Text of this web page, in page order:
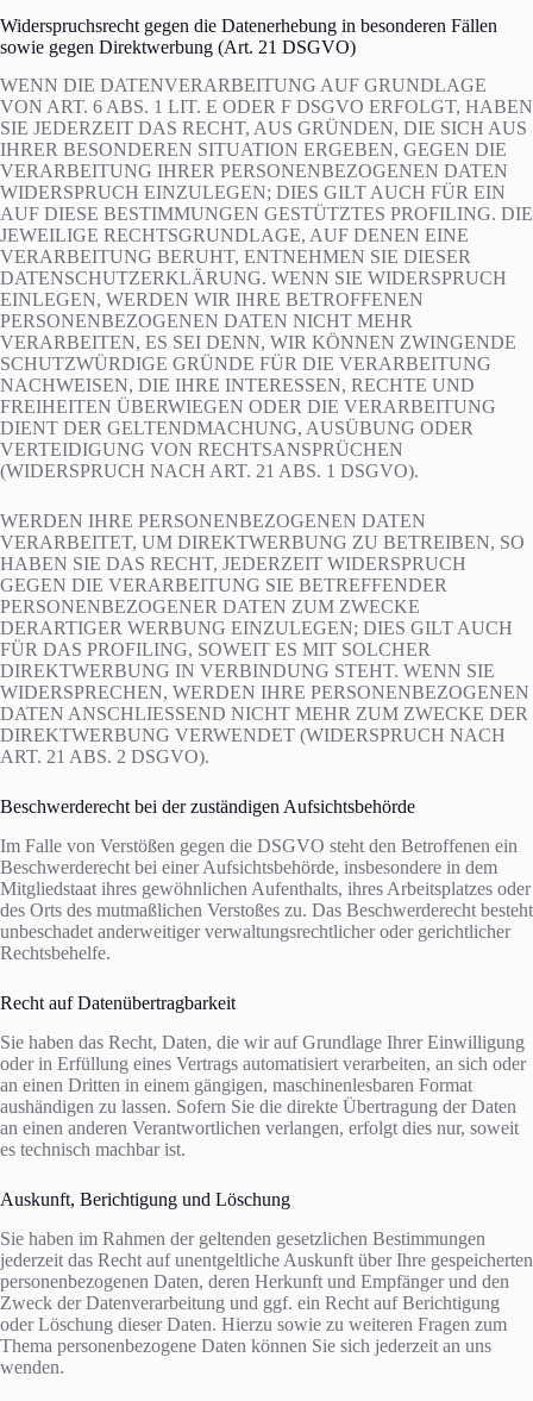
Widerspruchsrecht gegen die Datenerhebung in besonderen Fällen
sowie gegen Direktwerbung (Art. 21 DSGVO)
WENN DIE DATENVERARBEITUNG AUF GRUNDLAGE
VON ART. 6 ABS. 1 LIT. E ODER F DSGVO ERFOLGT, HABEN
SIE JEDERZEIT DAS RECHT, AUS GRÜNDEN, DIE SICH AUS
IHRER BESONDEREN SITUATION ERGEBEN, GEGEN DIE
VERARBEITUNG IHRER PERSONENBEZOGENEN DATEN
WIDERSPRUCH EINZULEGEN; DIES GILT AUCH FÜR EIN
AUF DIESE BESTIMMUNGEN GESTÜTZTES PROFILING. DIE
JEWEILIGE RECHTSGRUNDLAGE, AUF DENEN EINE
VERARBEITUNG BERUHT, ENTNEHMEN SIE DIESER
DATENSCHUTZERKLÄRUNG. WENN SIE WIDERSPRUCH
EINLEGEN, WERDEN WIR IHRE BETROFFENEN
PERSONENBEZOGENEN DATEN NICHT MEHR
VERARBEITEN, ES SEI DENN, WIR KÖNNEN ZWINGENDE
SCHUTZWÜRDIGE GRÜNDE FÜR DIE VERARBEITUNG
NACHWEISEN, DIE IHRE INTERESSEN, RECHTE UND
FREIHEITEN ÜBERWIEGEN ODER DIE VERARBEITUNG
DIENT DER GELTENDMACHUNG, AUSÜBUNG ODER
VERTEIDIGUNG VON RECHTSANSPRÜCHEN
(WIDERSPRUCH NACH ART. 21 ABS. 1 DSGVO).
WERDEN IHRE PERSONENBEZOGENEN DATEN
VERARBEITET, UM DIREKTWERBUNG ZU BETREIBEN, SO
HABEN SIE DAS RECHT, JEDERZEIT WIDERSPRUCH
GEGEN DIE VERARBEITUNG SIE BETREFFENDER
PERSONENBEZOGENER DATEN ZUM ZWECKE
DERARTIGER WERBUNG EINZULEGEN; DIES GILT AUCH
FÜR DAS PROFILING, SOWEIT ES MIT SOLCHER
DIREKTWERBUNG IN VERBINDUNG STEHT. WENN SIE
WIDERSPRECHEN, WERDEN IHRE PERSONENBEZOGENEN
DATEN ANSCHLIESSEND NICHT MEHR ZUM ZWECKE DER
DIREKTWERBUNG VERWENDET (WIDERSPRUCH NACH
ART. 21 ABS. 2 DSGVO).
Beschwerde­recht bei der zuständigen Aufsichts­behörde
Im Falle von Verstößen gegen die DSGVO steht den Betroffenen ein
Beschwerderecht bei einer Aufsichtsbehörde, insbesondere in dem
Mitgliedstaat ihres gewöhnlichen Aufenthalts, ihres Arbeitsplatzes oder
des Orts des mutmaßlichen Verstoßes zu. Das Beschwerderecht besteht
unbeschadet anderweitiger verwaltungsrechtlicher oder gerichtlicher
Rechtsbehelfe.
Recht auf Daten­übertrag­barkeit
Sie haben das Recht, Daten, die wir auf Grundlage Ihrer Einwilligung
oder in Erfüllung eines Vertrags automatisiert verarbeiten, an sich oder
an einen Dritten in einem gängigen, maschinenlesbaren Format
aushändigen zu lassen. Sofern Sie die direkte Übertragung der Daten
an einen anderen Verantwortlichen verlangen, erfolgt dies nur, soweit
es technisch machbar ist.
Auskunft, Berichtigung und Löschung
Sie haben im Rahmen der geltenden gesetzlichen Bestimmungen
jederzeit das Recht auf unentgeltliche Auskunft über Ihre gespeicherten
personenbezogenen Daten, deren Herkunft und Empfänger und den
Zweck der Datenverarbeitung und ggf. ein Recht auf Berichtigung
oder Löschung dieser Daten. Hierzu sowie zu weiteren Fragen zum
Thema personenbezogene Daten können Sie sich jederzeit an uns
wenden.